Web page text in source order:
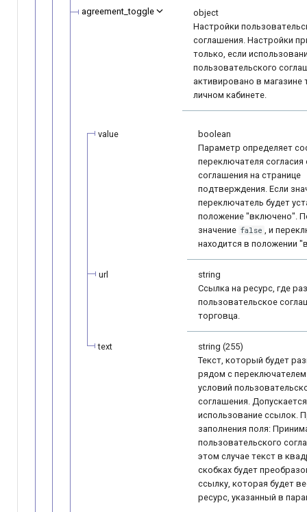
agreement_toggle
object
Настройки
соглашения. Настройки
только, если
пользовательского
активировано в магазине
личном кабинете.
value
boolean
Параметр определяет
переключателя согласия
соглашения на странице
подтверждения. Если
переключатель будет
положение "включено".
значение false , и
находится в положении
url
string
Ссылка на ресурс, где
пользовательское
торговца.
text
string (255)
Текст, который будет
рядом с переключателем
условий
соглашения. Допускается
использование ссылок.
заполнения поля:
пользовательского
этом случае текст в
скобках будет
ссылку, которая будет
ресурс, указанный в